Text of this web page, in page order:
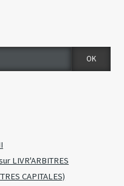
LIVR'ARBITRES
CAPITALES)